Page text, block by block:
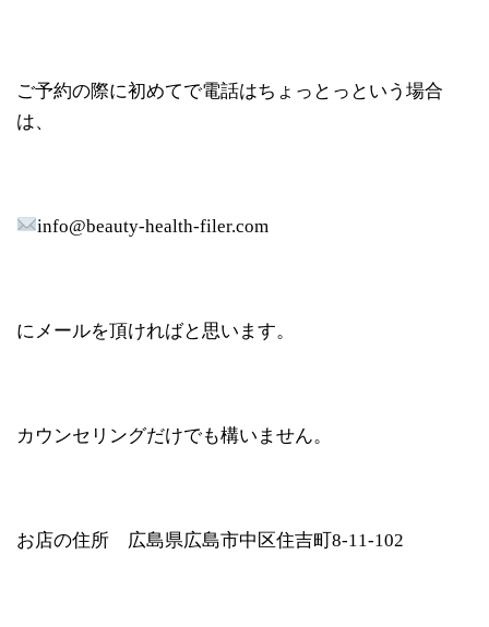
ご予約の際に初めてで電話はちょっとっという場合
は、
info@beauty-health-filer.com
にメールを頂ければと思います。
カウンセリングだけでも構いません。
お店の住所 広島県広島市中区住吉町8-11-102